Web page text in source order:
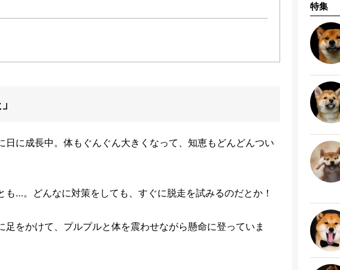
日に成長中。体もぐんぐん大きくなって、知恵もどんどんつい
も…。どんなに対策をしても、すぐに脱走を試みるのだとか！
足をかけて、プルプルと体を震わせながら懸命に登っていま
特集